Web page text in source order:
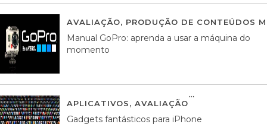
AVALIAÇÃO, PRODUÇÃO DE CONTEÚDOS
Manual GoPro: aprenda a usar a máquina do
momento
APLICATIVOS, AVALIAÇÃO
Gadgets fantásticos para iPhone